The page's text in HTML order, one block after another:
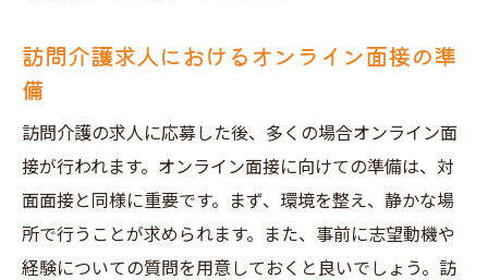
訪問介護求人におけるオンライン面接の準
備
訪問介護の求人に応募した後、多くの場合オンライン面
接が行われます。オンライン面接に向けての準備は、対
面面接と同様に重要です。まず、環境を整え、静かな場
所で行うことが求められます。また、事前に志望動機や
経験についての質問を用意しておくと良いでしょう。訪